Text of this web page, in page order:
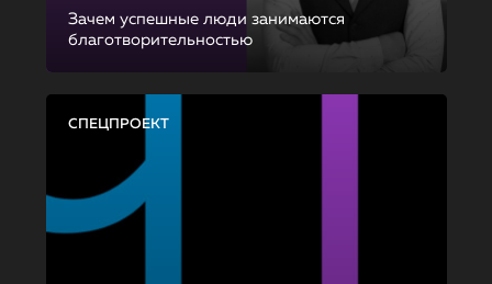
Зачем успешные люди занимаются
благотворительностью
СПЕЦПРОЕКТ